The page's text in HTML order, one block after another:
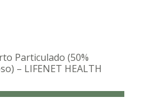
Particulado (50%
– LIFENET HEALTH